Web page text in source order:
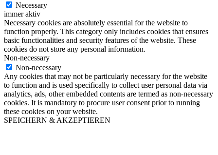
Necessary
immer aktiv
Necessary cookies are absolutely essential for the website to
function properly. This category only includes cookies that ensures
basic functionalities and security features of the website. These
cookies do not store any personal information.
Non-necessary
Non-necessary
Any cookies that may not be particularly necessary for the website
to function and is used specifically to collect user personal data via
analytics, ads, other embedded contents are termed as non-necessary
cookies. It is mandatory to procure user consent prior to running
these cookies on your website.
SPEICHERN & AKZEPTIEREN